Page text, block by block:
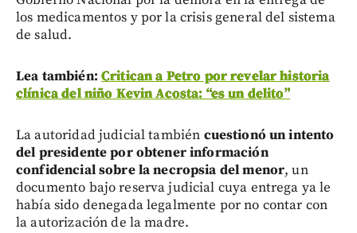
los medicamentos y por la crisis general del sistema
de salud.
Lea también: Critican a Petro por revelar historia
clínica del niño Kevin Acosta: “es un delito”
La autoridad judicial también cuestionó un intento
del presidente por obtener información
confidencial sobre la necropsia del menor, un
documento bajo reserva judicial cuya entrega ya le
había sido denegada legalmente por no contar con
la autorización de la madre.